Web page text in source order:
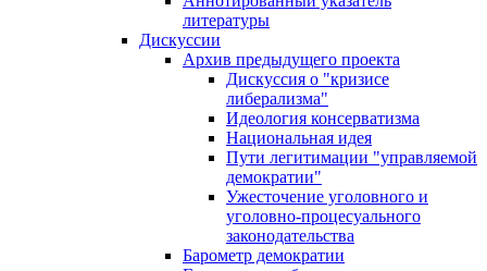
литературы
Дискуссии
Архив предыдущего проекта
Дискуссия о "кризисе
либерализма"
Идеология консерватизма
Национальная идея
Пути легитимации "управляемой
демократии"
Ужесточение уголовного и
уголовно-процесуального
законодательства
Барометр демократии